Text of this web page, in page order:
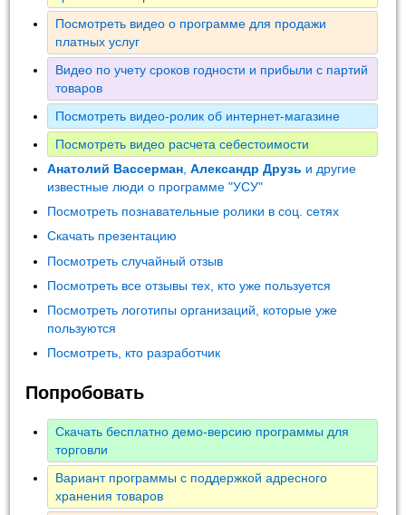
Посмотреть видео о программе для продажи
платных услуг
Видео по учету сроков годности и прибыли с партий
товаров
Посмотреть видео-ролик об интернет-магазине
Посмотреть видео расчета себестоимости
Анатолий Вассерман ,Александр Друзь и другие
известные люди о программе "УСУ"
Посмотреть познавательные ролики в соц. сетях
Скачать презентацию
Посмотреть случайный отзыв
Посмотреть все отзывы тех, кто уже пользуется
Посмотреть логотипы организаций, которые уже
пользуются
Посмотреть, кто разработчик
Попробовать
Скачать бесплатно демо-версию программы для
торговли
Вариант программы с поддержкой адресного
хранения товаров